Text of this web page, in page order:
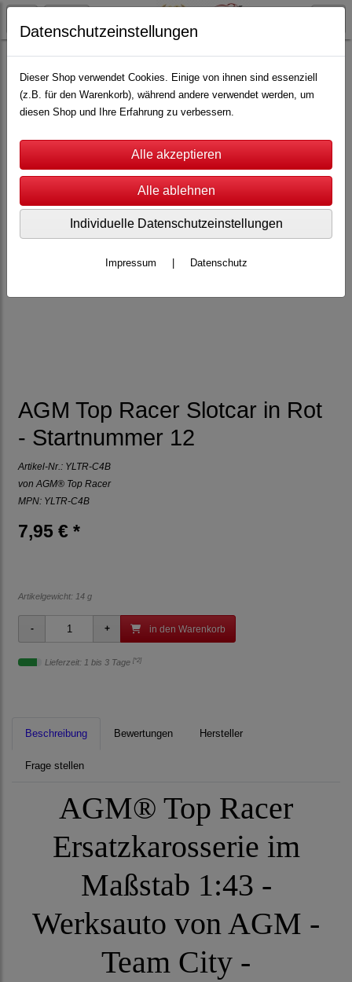
Top-Racer Scale 1:43 Ersatzkarosserien
AGM Top Racer Slotcar in Rot
- Startnummer 12
Artikel-Nr.: YLTR-C4B
von AGM® Top Racer
MPN: YLTR-C4B
7,95 € *
Artikelgewicht: 14 g
in den Warenkorb
Lieferzeit: 1 bis 3 Tage [*2]
Beschreibung Bewertungen Hersteller
Frage stellen
AGM® Top Racer
Ersatzkarosserie im
Maßstab 1:43 -
Werksauto von AGM -
Team City -
Datenschutzeinstellungen
Dieser Shop verwendet Cookies. Einige von ihnen sind essenziell
(z.B. für den Warenkorb), während andere verwendet werden, um
diesen Shop und Ihre Erfahrung zu verbessern.
Individuelle Datenschutzeinstellungen
Impressum Datenschutz